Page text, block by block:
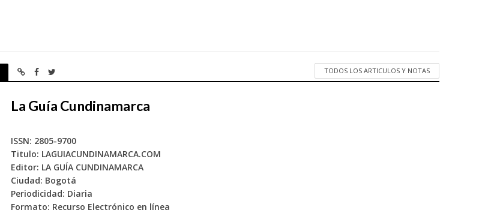
TODOS LOS ARTICULOS Y NOTAS
La Guía Cundinamarca
ISSN: 2805-9700
Titulo: LAGUIACUNDINAMARCA.COM
Editor: LA GUÍA CUNDINAMARCA
Ciudad: Bogotá
Periodicidad: Diaria
Formato: Recurso Electrónico en línea